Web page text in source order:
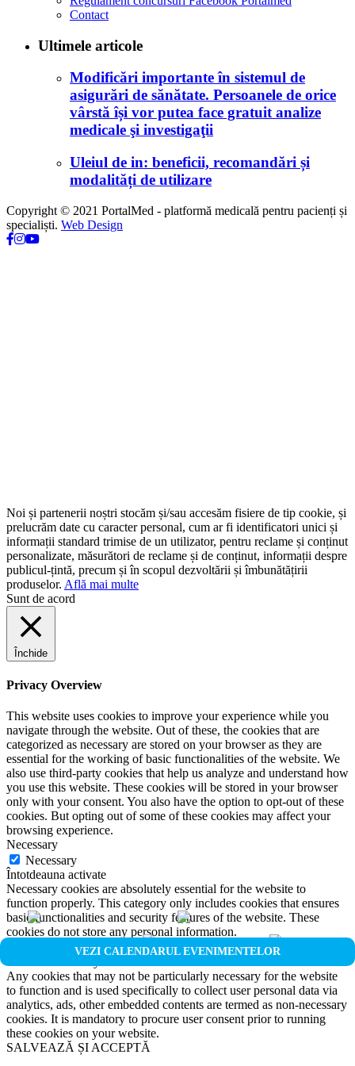
VEZI CALENDARUL EVENIMENTELOR
Contact
Ultimele articole
Modificări importante în sistemul de
asigurări de sănătate. Persoanele de orice
vârstă își vor putea face gratuit analize
medicale şi investigaţii
Uleiul de in: beneficii, recomandări și
modalități de utilizare
Copyright © 2021 PortalMed - platformă medicală pentru pacienți și
specialiști. Web Design
Noi și partenerii noștri stocăm și/sau accesăm fisiere de tip cookie, și
prelucrăm date cu caracter personal, cum ar fi identificatori unici și
informații standard trimise de un utilizator, pentru reclame și conținut
personalizate, măsurători de reclame și de conținut, informații despre
publicul-țintă, precum și în scopul dezvoltării și îmbunătățirii
produselor. Află mai multe
Sunt de acord
Închide
Privacy Overview
This website uses cookies to improve your experience while you
navigate through the website. Out of these, the cookies that are
categorized as necessary are stored on your browser as they are
essential for the working of basic functionalities of the website. We
also use third-party cookies that help us analyze and understand how
you use this website. These cookies will be stored in your browser
only with your consent. You also have the option to opt-out of these
cookies. But opting out of some of these cookies may affect your
browsing experience.
Necessary
Necessary
Întotdeauna activate
Necessary cookies are absolutely essential for the website to
function properly. This category only includes cookies that ensures
basic functionalities and security features of the website. These
cookies do not store any personal information.
Non-necessary
Any cookies that may not be particularly necessary for the website
to function and is used specifically to collect user personal data via
analytics, ads, other embedded contents are termed as non-necessary
cookies. It is mandatory to procure user consent prior to running
these cookies on your website.
SALVEAZĂ ȘI ACCEPTĂ